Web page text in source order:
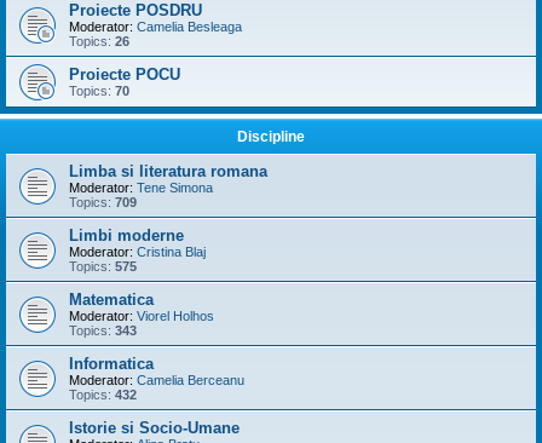
Proiecte POSDRU
Moderator: Camelia Besleaga
Topics: 26
Proiecte POCU
Topics: 70
Discipline
Limba si literatura romana
Moderator: Tene Simona
Topics: 709
Limbi moderne
Moderator: Cristina Blaj
Topics: 575
Matematica
Moderator: Viorel Holhos
Topics: 343
Informatica
Moderator: Camelia Berceanu
Topics: 432
Istorie si Socio-Umane